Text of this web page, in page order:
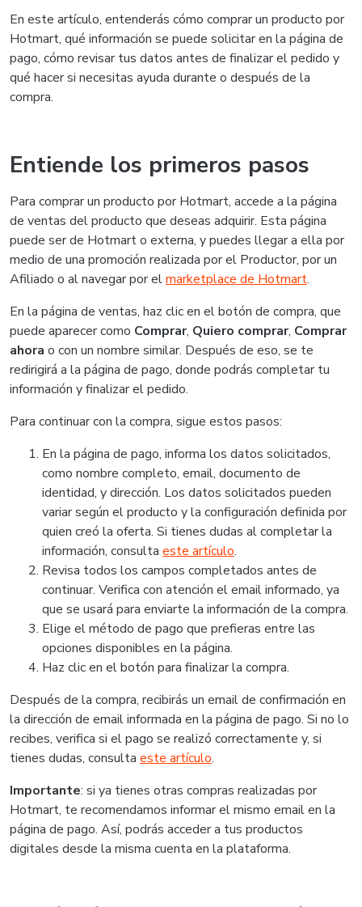
En este artículo, entenderás cómo comprar un producto por
Hotmart, qué información se puede solicitar en la página de
pago, cómo revisar tus datos antes de finalizar el pedido y
qué hacer si necesitas ayuda durante o después de la
compra.
Entiende los primeros pasos
Para comprar un producto por Hotmart, accede a la página
de ventas del producto que deseas adquirir. Esta página
puede ser de Hotmart o externa, y puedes llegar a ella por
medio de una promoción realizada por el Productor, por un
Afiliado o al navegar por elmarketplace de Hotmart.
En la página de ventas, haz clic en el botón de compra, que
puede aparecer como Comprar, Quiero comprar, Comprar
ahora o con un nombre similar. Después de eso, se te
redirigirá a la página de pago, donde podrás completar tu
información y finalizar el pedido.
Para continuar con la compra, sigue estos pasos:
En la página de pago, informa los datos solicitados,
como nombre completo, email, documento de
identidad, y dirección. Los datos solicitados pueden
variar según el producto y la configuración definida por
quien creó la oferta. Si tienes dudas al completar la
información, consulta este artículo.
Revisa todos los campos completados antes de
continuar. Verifica con atención el email informado, ya
que se usará para enviarte la información de la compra.
Elige el método de pago que prefieras entre las
opciones disponibles en la página.
Haz clic en el botón para finalizar la compra.
Después de la compra, recibirás un email de confirmación en
la dirección de email informada en la página de pago. Si no lo
recibes, verifica si el pago se realizó correctamente y, si
tienes dudas, consulta este artículo.
Importante: si ya tienes otras compras realizadas por
Hotmart, te recomendamos informar el mismo email en la
página de pago. Así, podrás acceder a tus productos
digitales desde la misma cuenta en la plataforma.